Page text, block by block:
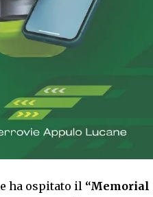
ha ospitato il “Memorial